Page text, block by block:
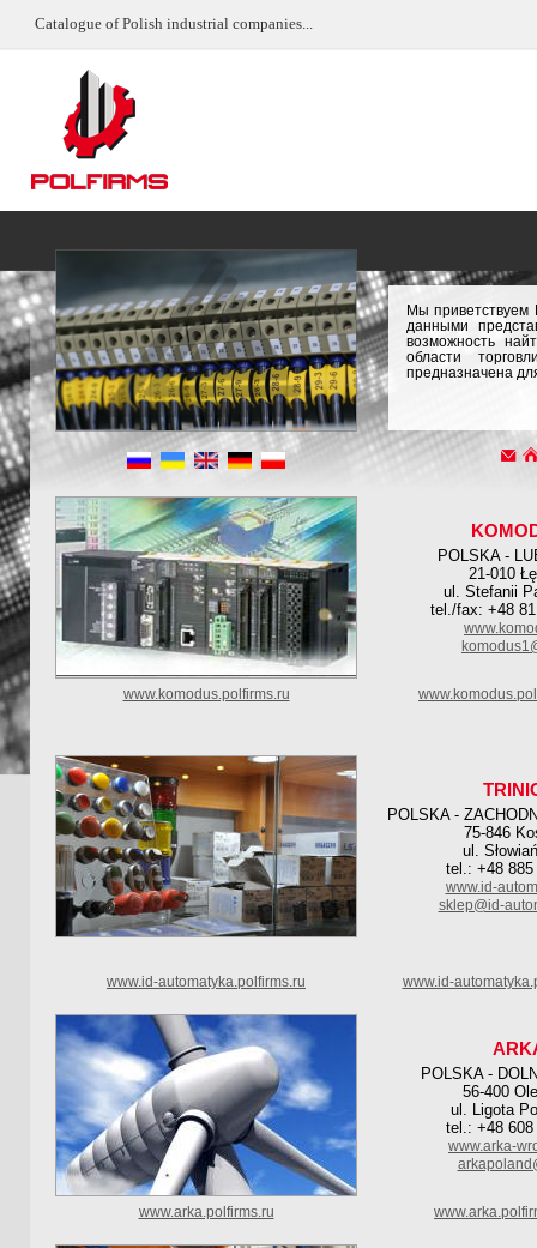
Catalogue of Polish industrial companies...
Мы
данными
возможность
области
предназначена
POLSKA -
21-010
ul. Stefanii
tel./fax: +48
www.komodus.polfirms.ru
POLSKA -
75-846
ul.
tel.: +48 885
www.id-
sklep@id-
www.id-automatyka.polfirms.ru www.id-
POLSKA -
56-400
ul. Ligota
tel.: +48 608
www.arka-
www.arka.polfirms.ru